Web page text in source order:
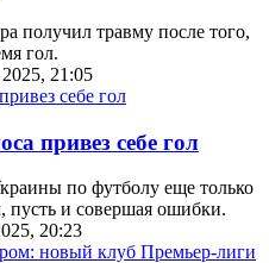
получил травму после того,
гол.
21:05
привез себе гол
по футболу еще только
пусть и совершая ошибки.
20:23